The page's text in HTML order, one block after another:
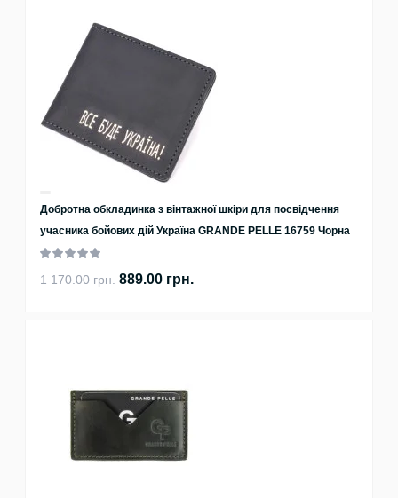
Добротна обкладинка з вінтажної шкіри для посвідчення
учасника бойових дій Україна GRANDE PELLE 16759 Чорна
1 170.00 грн. 889.00 грн.